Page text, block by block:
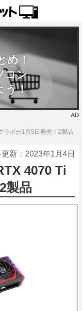
め！
コン
う！
AD
ラボが1月5日発売！2製品
新： 2023年1月4日
4070 Ti
製品